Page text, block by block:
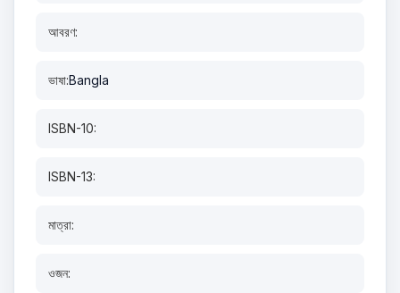
আবরণ:
ভাষা:Bangla
ISBN-10:
ISBN-13:
মাত্রা:
ওজন: